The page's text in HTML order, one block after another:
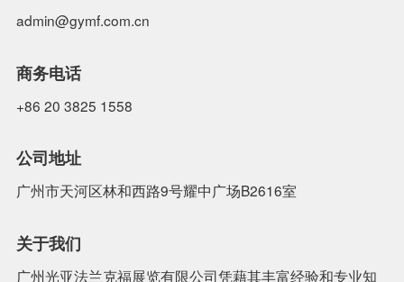
admin@gymf.com.cn
商务电话
+86 20 3825 1558
公司地址
广州市天河区林和西路9号耀中广场B2616室
关于我们
广州光亚法兰克福展览有限公司凭藉其丰富经验和专业知